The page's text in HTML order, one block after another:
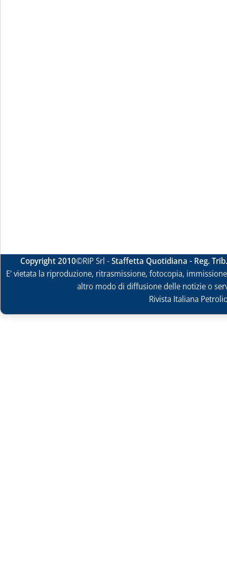
Copyright 2010©RIP Srl -Staffetta Quotidiana - Reg.
E' vietata la riproduzione, ritrasmissione, fotocopia,
altro modo di diffusione delle notizie o
Rivista Italiana